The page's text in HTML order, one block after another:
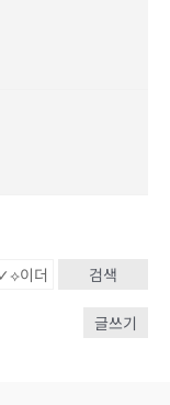
검색
글쓰기